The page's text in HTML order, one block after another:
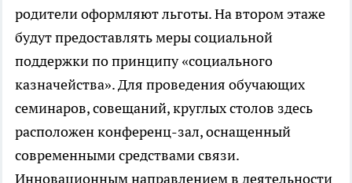
родители оформляют льготы. На втором этаже
будут предоставлять меры социальной
поддержки по принципу «социального
казначейства». Для проведения обучающих
семинаров, совещаний, круглых столов здесь
расположен конференц-зал, оснащенный
современными средствами связи.
Инновационным направлением в деятельности